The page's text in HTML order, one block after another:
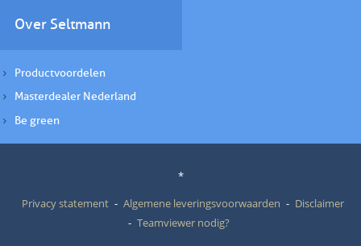
Over Seltmann
Productvoordelen
Masterdealer Nederland
Be green
*
Privacy statement
Algemene leveringsvoorwaarden
Disclaimer
Teamviewer nodig?